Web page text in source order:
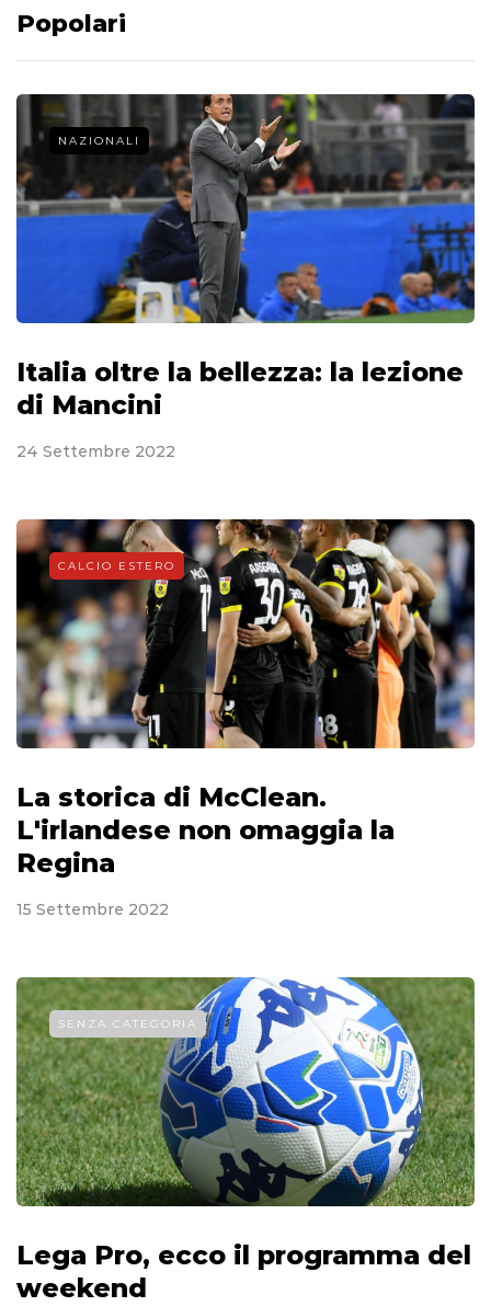
Popolari
NAZIONALI
Italia oltre la bellezza: la lezione
di Mancini
24 Settembre 2022
CALCIO ESTERO
La storica di McClean.
L'irlandese non omaggia la
Regina
15 Settembre 2022
SENZA CATEGORIA
Lega Pro, ecco il programma del
weekend